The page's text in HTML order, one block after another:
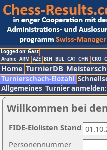
Logged on: Gast
Arabic ARM AZE BIH BUL CAT CHN CRO
Home TurnierDB
Turnierschach-Elozahl
Allgemeines Turnier anmelden:
Willkommen bei
Personennummer
FIDE-Elolisten Stand